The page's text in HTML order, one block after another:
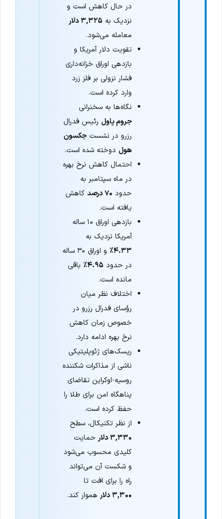
در حال کاهش است و
نزدیک به ۳,۳۲۵ دلار
معامله می‌شود.
تقویت دلار آمریکا و
بازدهی اوراق خزانه‌داری
فشار نزولی بر فلز زرد
وارد کرده است.
نگاه‌ها به سخنرانی
جروم پاول رئیس فدرال
رزرو در نشستجکسون
هول دوخته شده است.
احتمال کاهش نرخ بهره
در ماه سپتامبر به
حدود ۷۰ درصد
کاهش
یافته است.
بازدهی اوراق ۱۰ ساله
آمریکا نزدیک به
۴.۳۳٪
و اوراق ۳۰ ساله
در حدود ۴.۹۵٪
باقی
مانده است.
اختلاف نظر میان
رؤسای فدرال رزرو در
خصوص زمان کاهش
نرخ بهره ادامه دارد.
ریسک‌های ژئوپلیتیکی
ناشی از مذاکرات شکننده
روسیه-اوکراین تقاضای
پناهگاه امن برای طلا را
حفظ کرده است.
از نظر تکنیکال، سطح
۳,۳۳۰ دلار
حمایت
کلیدی محسوب می‌شود
و شکست آن می‌تواند
راه را برای افت تا
۳,۳۰۰ دلار
هموار کند.